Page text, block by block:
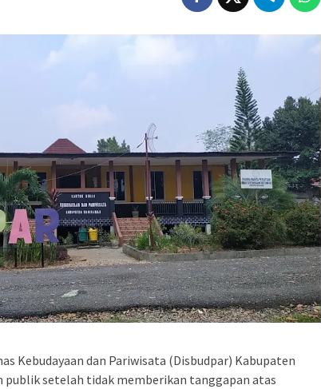
Kebudayaan dan Pariwisata (Disbudpar) Kabupaten
publik setelah tidak memberikan tanggapan atas